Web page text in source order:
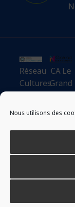
Nous utilisons des
Réseau
Cultures
du
Cœur
CA Le
Grand